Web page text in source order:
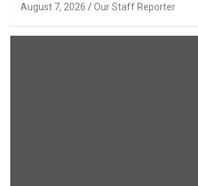
August 7, 2026 Our Staff Reporter